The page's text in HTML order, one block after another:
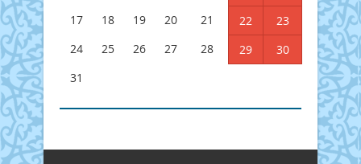
17
18 19 20 21 22
23
24
25 26 27 28 29
30
31